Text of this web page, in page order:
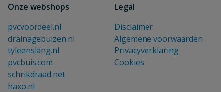
Onze webshops
pvcvoordeel.nl
drainagebuizen.nl
tyleenslang.nl
pvcbuis.com
schrikdraad.net
haxo.nl
Legal
Disclaimer
Algemene voorwaarden
Privacyverklaring
Cookies